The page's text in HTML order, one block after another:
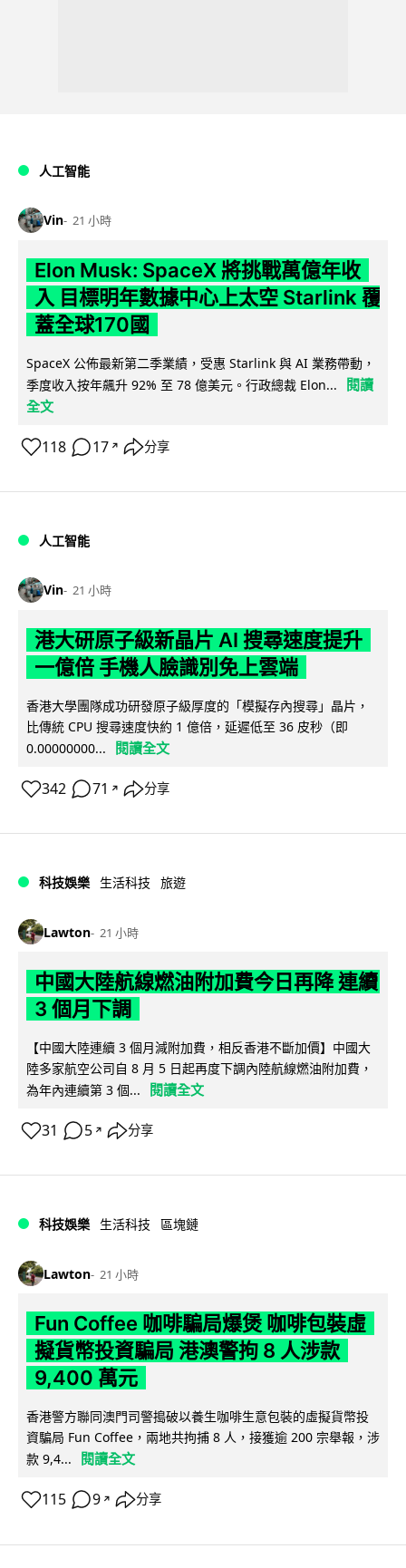
人工智能
Vin 21 小時
Elon Musk: SpaceX 將挑戰萬億年收
入 目標明年數據中心上太空 Starlink 覆
蓋全球170國
SpaceX 公佈最新第二季業績，受惠 Starlink 與 AI 業務帶動，
季度收入按年飆升 92% 至 78 億美元。行政總裁 Elon...
閱讀
全文
118 17 ↗ 分享
人工智能
Vin 21 小時
港大研原子級新晶片 AI 搜尋速度提升
一億倍 手機人臉識別免上雲端
香港大學團隊成功研發原子級厚度的「模擬存內搜尋」晶片，
比傳統 CPU 搜尋速度快約 1 億倍，延遲低至 36 皮秒（即
0.00000000...
閱讀全文
342 71 ↗ 分享
科技娛樂 生活科技 旅遊
Lawton 21 小時
中國大陸航線燃油附加費今日再降 連續
3 個月下調
【中國大陸連續 3 個月減附加費，相反香港不斷加價】中國大
陸多家航空公司自 8 月 5 日起再度下調內陸航線燃油附加費，
為年內連續第 3 個...
閱讀全文
31 5 ↗ 分享
科技娛樂 生活科技 區塊鏈
Lawton 21 小時
Fun Coffee 咖啡騙局爆煲 咖啡包裝虛
擬貨幣投資騙局 港澳警拘 8 人涉款
9,400 萬元
香港警方聯同澳門司警搗破以養生咖啡生意包裝的虛擬貨幣投
資騙局 Fun Coffee，兩地共拘捕 8 人，接獲逾 200 宗舉報，涉
款 9,4...
閱讀全文
115 9 ↗ 分享